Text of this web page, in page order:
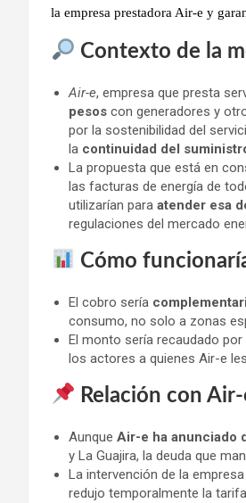
la empresa prestadora Air-e y
Contexto de la
Air-e, empresa que presta
pesos con generadores y
por la sostenibilidad del
la continuidad del
La propuesta que está en
las facturas de energía de
utilizarían para atender esa
regulaciones del mercado
Cómo
El cobro sería
consumo, no solo a zonas
El monto sería recaudado por
los actores a quienes Air-e
Relación con
Aunque Air-e ha anunciado
y La Guajira, la deuda que
La intervención de la
redujo temporalmente la